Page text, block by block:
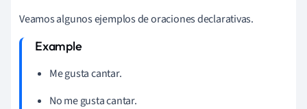
Veamos algunos ejemplos de oraciones declarativas.
Me gusta cantar.
No me gusta cantar.